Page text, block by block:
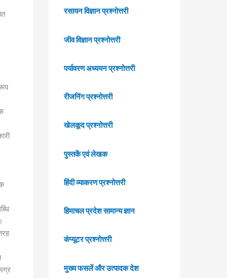
रसायन विज्ञान प्रश्नोत्तरी
जीव विज्ञान प्रश्नोत्तरी
पर्यावरण अध्ययन प्रश्नोत्तरी
रीजनिंग प्रश्नोत्तरी
खेलकूद प्रश्नोत्तरी
पुस्तकें एवं लेखक
हिंदी व्याकरण प्रश्नोत्तरी
हिमाचल प्रदेश सामान्य ज्ञान
कंप्यूटर प्रश्नोत्तरी
मुख्य फसलें और उत्पादक देश